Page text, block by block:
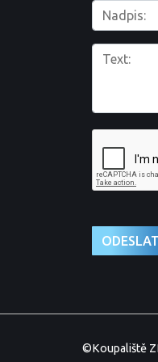
©Koupaliště